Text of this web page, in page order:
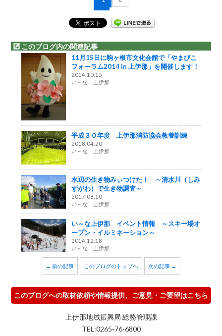
このブログ内の関連記事
11月15日に駒ヶ根市文化会館で「やまびこ
フォーラム2014 in 上伊那」を開催します！
2014.10.15
い～な 上伊那
平成３０年度 上伊那消防協会教養訓練
2018.04.20
い～な 上伊那
水辺の生き物みぃつけた！ ～清水川（しみ
ずがわ）で生き物調査～
2017.08.10
い～な 上伊那
い～な上伊那 イベント情報 ～スキー場オ
ープン・イルミネーション～
2014.12.18
い～な 上伊那
← 前の記事 このブログのトップへ 次の記事 →
このブログへの取材依頼や情報提供、ご意見・ご要望はこちら
上伊那地域振興局 総務管理課
TEL:0265-76-6800